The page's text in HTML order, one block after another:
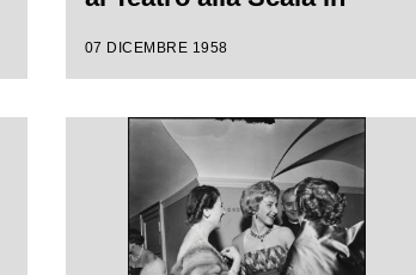
inaugurale della stagione
l'opera "Turandot", di
Giacomo Puccini, diretta
da Antonino Votto con la
regia di Margherita
Wallmann
07 DICEMBRE 1958